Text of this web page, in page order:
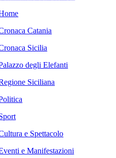
Catania
Sicilia
degli Elefanti
Siciliana
e Spettacolo
e Manifestazioni